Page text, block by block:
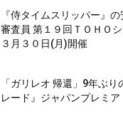
『侍タイムスリッパー』
審査員 第１９回ＴＯＨＯ
３月３０日(月)開催
「ガリレオ 帰還」9年ぶ
レード』ジャパンプレミア